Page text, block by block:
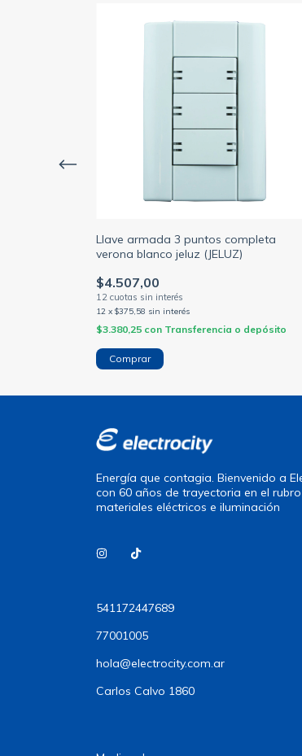
Llave armada 3 puntos completa
verona blanco jeluz (JELUZ)
$4.507,00
12 x $375,58 sin interés
$3.380,25 con Transferencia o depósito
Energía que contagia. Bienvenido a
con 60 años de trayectoria en el
materiales eléctricos e iluminación
541172447689
77001005
hola@electrocity.com.ar
Carlos Calvo 1860